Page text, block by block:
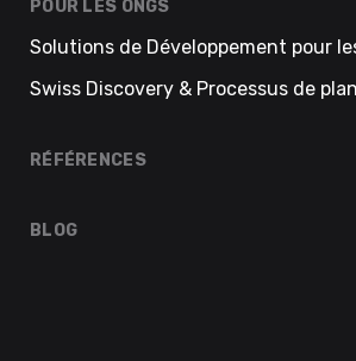
POUR LES ONGS
Solutions de Développement pour
Swiss Discovery & Processus de
RÉFÉRENCES
BLOG